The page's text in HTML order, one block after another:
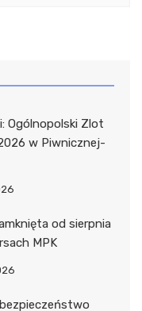
Ogólnopolski Zlot
w Piwnicznej-
od sierpnia
MPK